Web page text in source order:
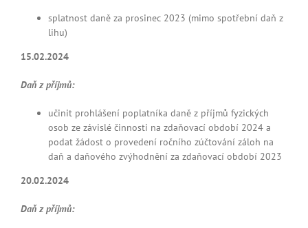
splatnost daně za prosinec 2023 (mimo spotřební daň z
lihu)
15.02.2024
Daň z příjmů:
učinit prohlášení poplatníka daně z příjmů fyzických
osob ze závislé činnosti na zdaňovací období 2024 a
podat žádost o provedení ročního zúčtování záloh na
daň a daňového zvýhodnění za zdaňovací období 2023
20.02.2024
Daň z příjmů: